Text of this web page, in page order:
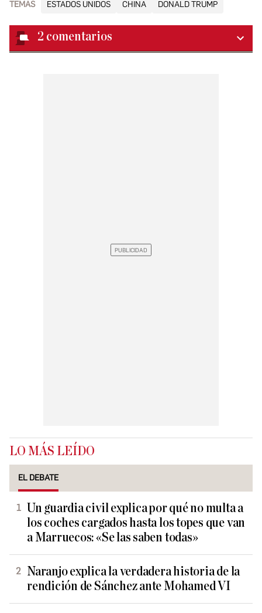
TEMAS ESTADOS UNIDOS CHINA DONALD TRUMP
2 comentarios
LO MÁS LEÍDO
EL DEBATE
Un guardia civil explica por qué no multa a
los coches cargados hasta los topes que van
a Marruecos: «Se las saben todas»
Naranjo explica la verdadera historia de la
rendición de Sánchez ante Mohamed VI